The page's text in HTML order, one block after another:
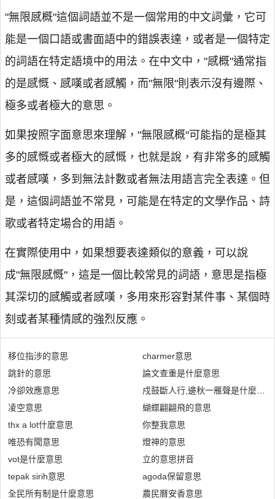
"無限感概"這個詞語並不是一個常用的中文詞彙，它可
能是一個口語或書面語中的錯誤表達，或者是一個特定
的詞語在特定語境中的用法。在中文中，"感概"通常指
的是感慨、感嘆或者感觸，而"無限"則表示沒有邊際、
極多或者極大的意思。
如果按照字面意思來理解，"無限感概"可能指的是極其
多的感慨或者極大的感慨，也就是說，有非常多的感觸
或者感嘆，多到無法計數或者無法用語言完全表達。但
是，這個詞語並不常見，可能是在特定的文學作品、詩
歌或者特定場合的用語。
在實際使用中，如果想要表達類似的意義，可以說
成"無限感慨"，這是一個比較常見的詞語，意思是指極
其深切的感觸或者感嘆，多用來形容對某件事、某個時
刻或者某種情感的強烈反應。
移位指涉的意思
跳針的意思
冷卻效應意思
凌空意思
thx a lot什麼意思
唯恐有聞意思
vot是什麼意思
tepak sirih意思
全民所有制是什麼意思
charmer意思
論文查重是什麼意思
戍鼓斷人行,邊秋一雁聲是什麼意思
蝴蝶翩翩飛的意思
你整我意思
燈神的意思
立的意思拼音
agoda保留意思
農民曆安香意思